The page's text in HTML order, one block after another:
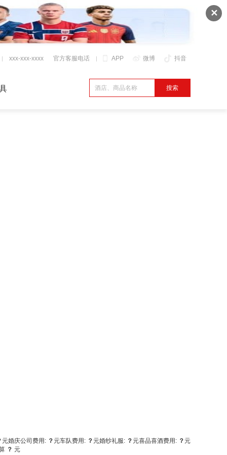
✕
APP 微博 抖音
xxx-xxx-xxxx 官方客服电话
元婚庆公司费用: ？元车队费用: ？元婚纱礼服: ？元喜品喜酒费用: ？元
？ 元